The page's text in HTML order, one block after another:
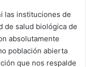
las instituciones de
de salud biológica de
absolutamente
población abierta
que nos respalde